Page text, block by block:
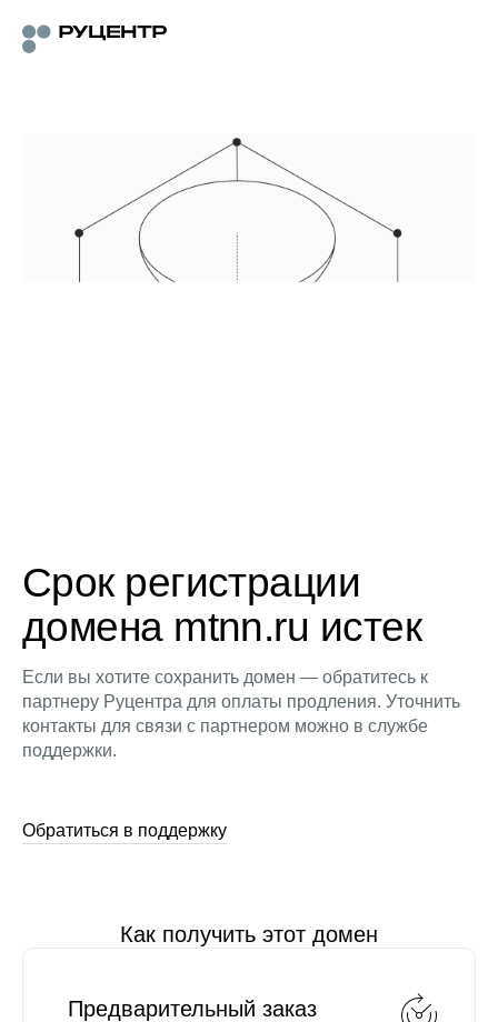
Срок регистрации
домена mtnn.ru истек
Если вы хотите сохранить домен — обратитесь к
партнеру Руцентра для оплаты продления. Уточнить
контакты для связи с партнером можно в службе
поддержки.
Обратиться в поддержку
Как получить этот домен
Предварительный заказ